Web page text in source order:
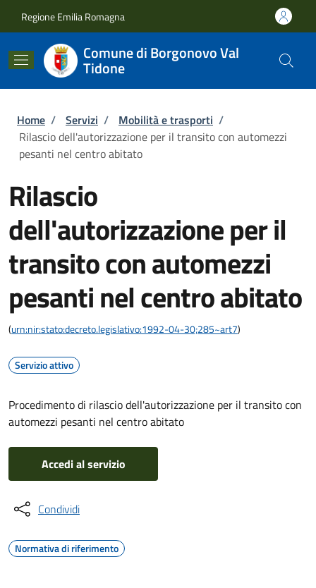
Regione Emilia Romagna
Comune di Borgonovo Val
Tidone
Briciole di pane
Home / Servizi / Mobilità e trasporti /
Rilascio dell'autorizzazione per il transito con automezzi
pesanti nel centro abitato
Rilascio
dell'autorizzazione per il
transito con automezzi
pesanti nel centro abitato
(urn:nir:stato:decreto.legislativo:1992-04-30;285~art7)
Servizio attivo
Procedimento di rilascio dell'autorizzazione per il transito con
automezzi pesanti nel centro abitato
Accedi al servizio
Condividi
Normativa di riferimento